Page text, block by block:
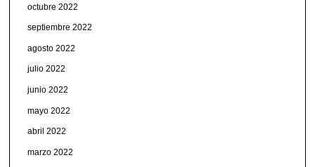
octubre 2022
septiembre 2022
agosto 2022
julio 2022
junio 2022
mayo 2022
abril 2022
marzo 2022